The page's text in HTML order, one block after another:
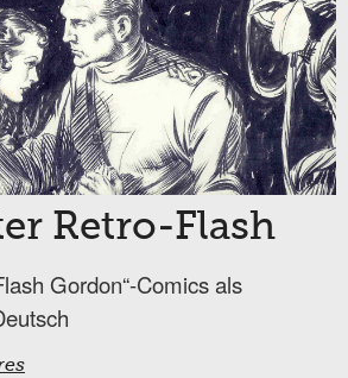
Retro-Flash
Gordon“-Comics als